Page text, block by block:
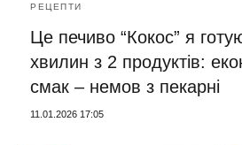
РЕЦЕПТИ
Це печиво “Кокос” я
хвилин з 2 продуктів:
смак – немов з пекарні
11.01.2026 17:05